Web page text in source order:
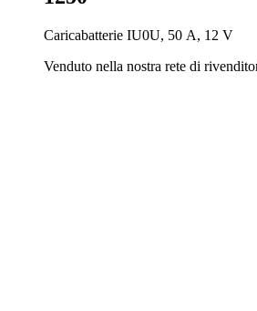
Caricabatterie IU0U, 50 A, 12 V
Venduto nella nostra rete di